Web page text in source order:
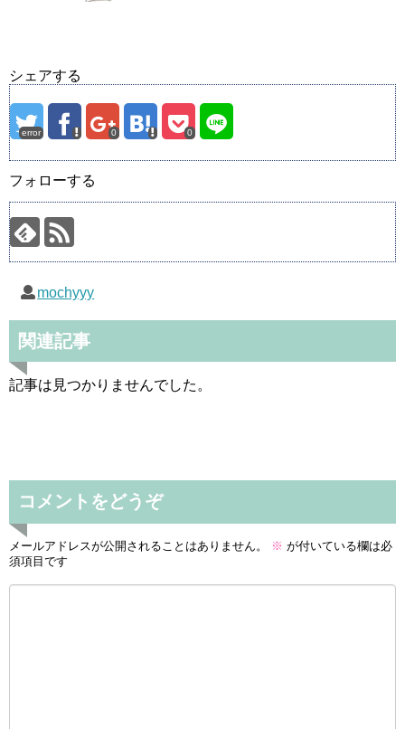
シェアする
error 0 0
フォローする
mochyyy
関連記事
記事は見つかりませんでした。
コメントをどうぞ
メールアドレスが公開されることはありません。 ※ が付いている欄は必
須項目です